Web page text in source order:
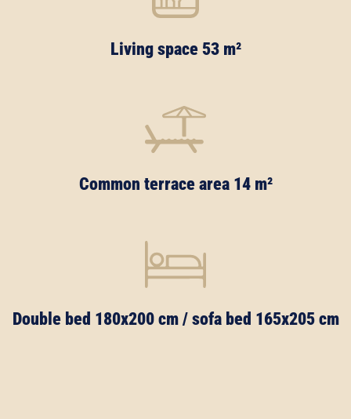
Living space 53 m²
Common terrace area 14 m²
Double bed 180x200 cm / sofa bed 165x205 cm